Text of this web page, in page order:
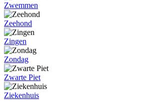
Zwemmen
Zeehond
Zingen
Zondag
Zwarte Piet
Ziekenhuis